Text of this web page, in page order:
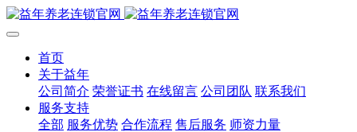
首页
关于益年
公司简介 荣誉证书 在线留言 公司团队 联系我们
服务支持
全部 服务优势 合作流程 售后服务 师资力量